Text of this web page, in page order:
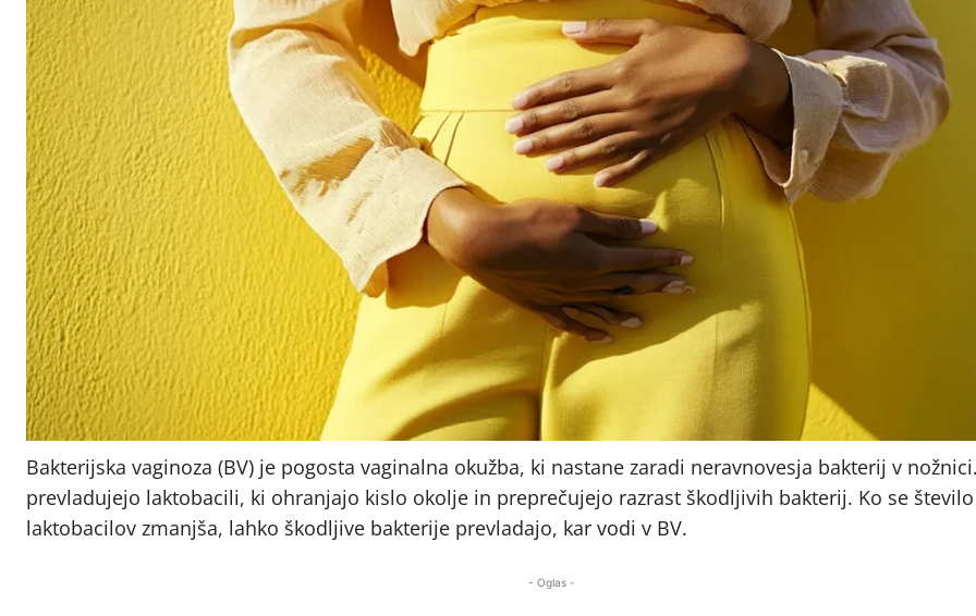
Bakterijska vaginoza (BV) je pogosta vaginalna okužba, ki nastane zaradi neravnovesja bakterij v
prevladujejo laktobacili, ki ohranjajo kislo okolje in preprečujejo razrast škodljivih bakterij. Ko se število
laktobacilov zmanjša, lahko škodljive bakterije prevladajo, kar vodi v BV.​
- Oglas -